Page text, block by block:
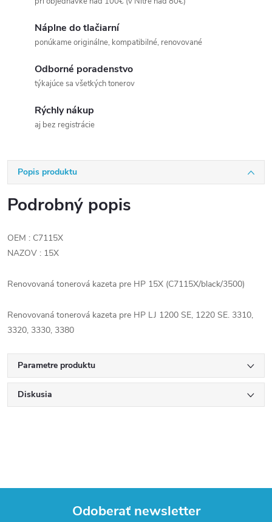
Náplne do tlačiarní
ponúkame originálne, kompatibilné, renovované
Odborné poradenstvo
týkajúce sa všetkých tonerov
Rýchly nákup
aj bez registrácie
Popis produktu
Podrobný popis
OEM : C7115X
NAZOV : 15X
Renovovaná tonerová kazeta pre HP 15X (C7115X/black/3500)
Renovovaná tonerová kazeta pre HP LJ 1200 SE, 1220 SE. 3310,
3320, 3330, 3380
Parametre produktu
Diskusia
Odoberať newsletter